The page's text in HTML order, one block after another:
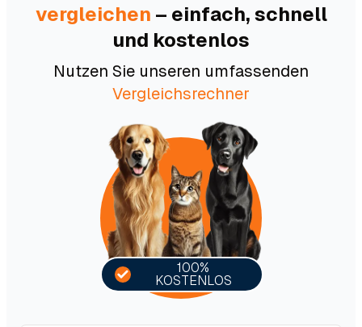
vergleichen – einfach, schnell
und kostenlos
Nutzen Sie unseren umfassenden
Vergleichsrechner
100%
KOSTENLOS